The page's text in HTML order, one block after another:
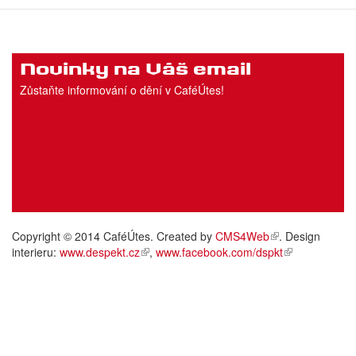
Novinky na Váš email
Zůstaňte informování o dění v CaféÚtes!
Copyright © 2014 CaféÚtes. Created by CMS4Web
. Design
interieru: www.despekt.cz , www.facebook.com/dspkt